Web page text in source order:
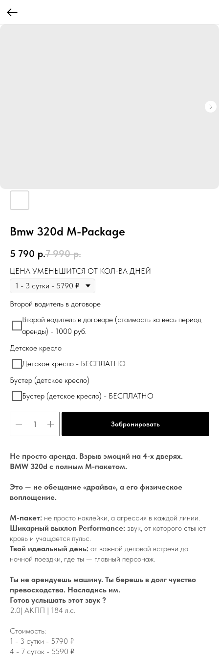
Bmw 320d М-Package
5 790 р.7 990 р.
ЦЕНА УМЕНЬШИТСЯ ОТ КОЛ-ВА ДНЕЙ
Второй водитель в договоре
Второй водитель в договоре (стоимость за весь период
аренды) - 1000 руб.
Детское кресло
Детское кресло - БЕСПЛАТНО
Бустер (детское кресло)
Бустер (детское кресло) - БЕСПЛАТНО
Забронировать
Не просто аренда. Взрыв эмоций на 4-х дверях.
BMW 320d с полным M-пакетом.
Это — не обещание «драйва», а его физическое
воплощение.
M-пакет: не просто наклейки, а агрессия в каждой линии.
Шикарный выхлоп Performance: звук, от которого стынет
кровь и учащается пульс.
Твой идеальный день: от важной деловой встречи до
ночной поездки, где ты — главный персонаж.
Ты не арендуешь машину. Ты берешь в долг чувство
превосходства. Насладись им.
Готов услышать этот звук ?
2.0| АКПП | 184 л.с.
Стоимость:
1 - 3 сутки - 5790 ₽
4 - 7 суток - 5590 ₽